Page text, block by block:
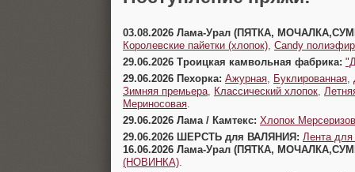
03.08.2026 Лама-Урал (ПЯТКА,
Королевские пайетки (хлопок) Candy
29.06.2026 Троицкая камвольная фабрика:
29.06.2026 Пехорка: Ажурная Буклированная
Зимняя премьера
Классический хлопок
Мериносовая
29.06.2026 Лама / Камтекс: Хлопок
29.06.2026 ШЕРСТЬ для ВАЛЯНИЯ: Лента для
16.06.2026 Лама-Урал (ПЯТКА,
(НОВИНКА)